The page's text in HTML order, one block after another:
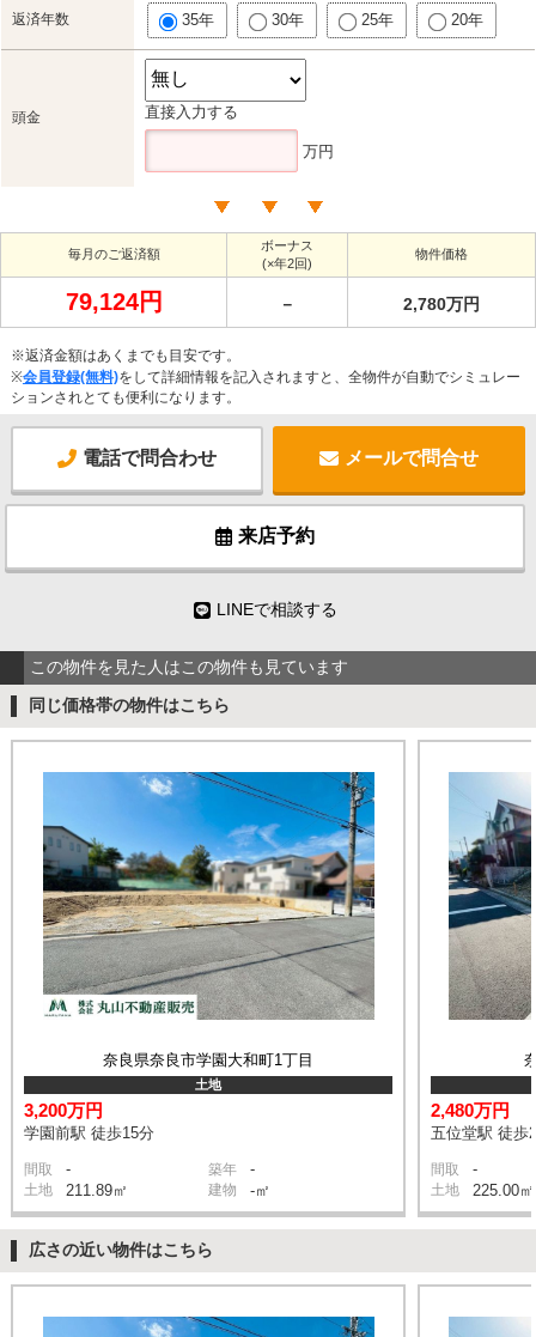
返済年数 35年 30年 25年 20年
頭金 直接入力する
万円
毎月のご返済額
ボーナス
(×年2回)
物件価格
79,124円 － 2,780万円
※返済金額はあくまでも目安です。
※会員登録(無料)をして詳細情報を記入されますと、全物件が自動でシミュレー
ションされとても便利になります。
電話で問合わせ メールで問合せ
来店予約
LINEで相談する
この物件を見た人はこの物件も見ています
同じ価格帯の物件はこちら
奈良県奈良市学園大和町1丁目
土地
3,200万円
学園前駅 徒歩15分
間取 - 築年 -
土地 211.89㎡ 建物 -㎡
2,480万円
五位堂駅 徒歩
間取 -
土地 225.00㎡
広さの近い物件はこちら